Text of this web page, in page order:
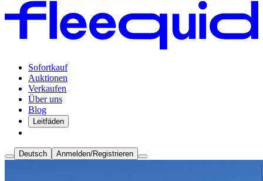
Sofortkauf
Auktionen
Verkaufen
Über uns
Blog
Leitfäden
Deutsch Anmelden/Registrieren